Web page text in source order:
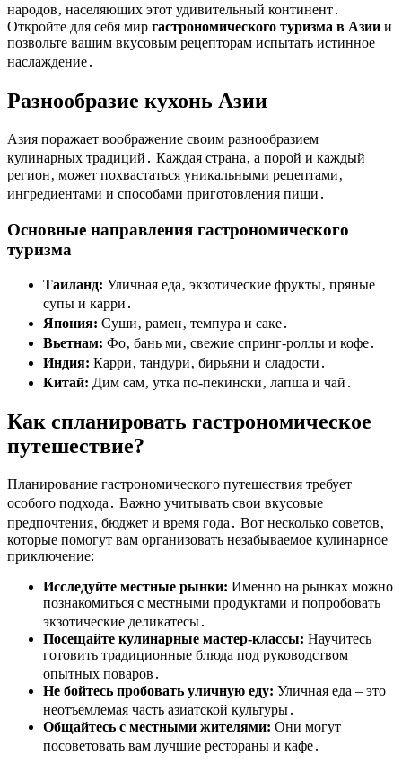
народов‚ населяющих этот удивительный континент․
Откройте для себя мир гастрономического туризма в Азии и
позвольте вашим вкусовым рецепторам испытать истинное
наслаждение․
Разнообразие кухонь Азии
Азия поражает воображение своим разнообразием
кулинарных традиций․ Каждая страна‚ а порой и каждый
регион‚ может похвастаться уникальными рецептами‚
ингредиентами и способами приготовления пищи․
Основные направления гастрономического
туризма
Таиланд: Уличная еда‚ экзотические фрукты‚ пряные
супы и карри․
Япония: Суши‚ рамен‚ темпура и саке․
Вьетнам: Фо‚ бань ми‚ свежие спринг-роллы и кофе․
Индия: Карри‚ тандури‚ бирьяни и сладости․
Китай: Дим сам‚ утка по-пекински‚ лапша и чай․
Как спланировать гастрономическое
путешествие?
Планирование гастрономического путешествия требует
особого подхода․ Важно учитывать свои вкусовые
предпочтения‚ бюджет и время года․ Вот несколько советов‚
которые помогут вам организовать незабываемое кулинарное
приключение:
Исследуйте местные рынки: Именно на рынках можно
познакомиться с местными продуктами и попробовать
экзотические деликатесы․
Посещайте кулинарные мастер-классы: Научитесь
готовить традиционные блюда под руководством
опытных поваров․
Не бойтесь пробовать уличную еду: Уличная еда – это
неотъемлемая часть азиатской культуры․
Общайтесь с местными жителями: Они могут
посоветовать вам лучшие рестораны и кафе․